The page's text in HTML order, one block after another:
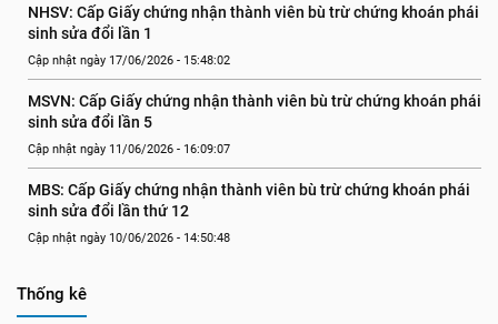
NHSV: Cấp Giấy chứng nhận thành viên bù trừ chứng khoán phái
sinh sửa đổi lần 1
Cập nhật ngày 17/06/2026 - 15:48:02
MSVN: Cấp Giấy chứng nhận thành viên bù trừ chứng khoán phái
sinh sửa đổi lần 5
Cập nhật ngày 11/06/2026 - 16:09:07
MBS: Cấp Giấy chứng nhận thành viên bù trừ chứng khoán phái
sinh sửa đổi lần thứ 12
Cập nhật ngày 10/06/2026 - 14:50:48
Thống kê